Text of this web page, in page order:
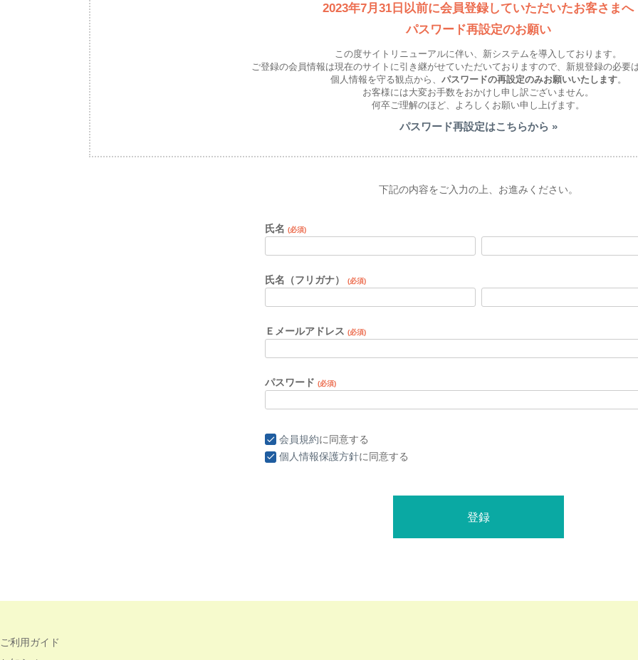
2023年7月31日以前に会員登録していただいたお客さまへ
パスワード再設定のお願い
この度サイトリニューアルに伴い、新システムを導入しております。
ご登録の会員情報は現在のサイトに引き継がせていただいておりますので、新規登録の必要
個人情報を守る観点から、 パスワードの再設定のみお願いいたします。
お客様には大変お手数をおかけし申し訳ございません。
何卒ご理解のほど、よろしくお願い申し上げます。
パスワード再設定はこちらから »
下記の内容をご入力の上、お進みください。
氏名 (必須)
氏名（フリガナ） (必須)
Ｅメールアドレス (必須)
パスワード (必須)
会員規約に同意する
個人情報保護方針に同意する
登録
ご利用ガイド